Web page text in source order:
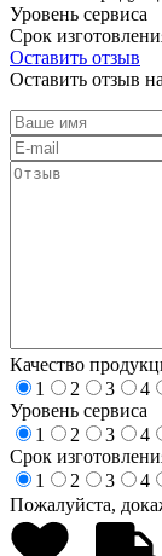
Уровень сервиса
Срок
Оставить отзыв
Оставить отзыв
Качество
1
2 3 4
Уровень сервиса
1
2 3 4
Срок
1
2 3 4
Пожалуйста,